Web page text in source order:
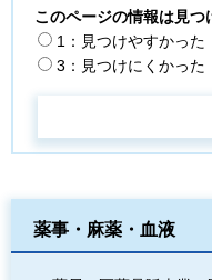
このページの情報は見つ
1：見つけやすかった
3：見つけにくかった
薬事・麻薬・血液